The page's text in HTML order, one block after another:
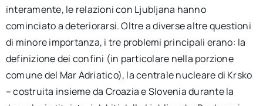
interamente, le relazioni con Ljubljana hanno
cominciato a deteriorarsi. Oltre a diverse altre questioni
di minore importanza, i tre problemi principali erano: la
definizione dei confini (in particolare nella porzione
comune del Mar Adriatico), la centrale nucleare di Krsko
– costruita insieme da Croazia e Slovenia durante la